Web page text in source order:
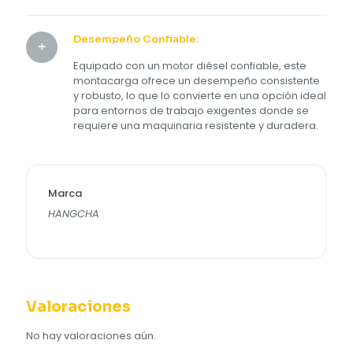
Desempeño Confiable:
Equipado con un motor diésel confiable, este
montacarga ofrece un desempeño consistente
y robusto, lo que lo convierte en una opción ideal
para entornos de trabajo exigentes donde se
requiere una maquinaria resistente y duradera.
Marca
HANGCHA
Valoraciones
No hay valoraciones aún.